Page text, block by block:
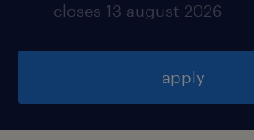
closes 13 august 2026
apply